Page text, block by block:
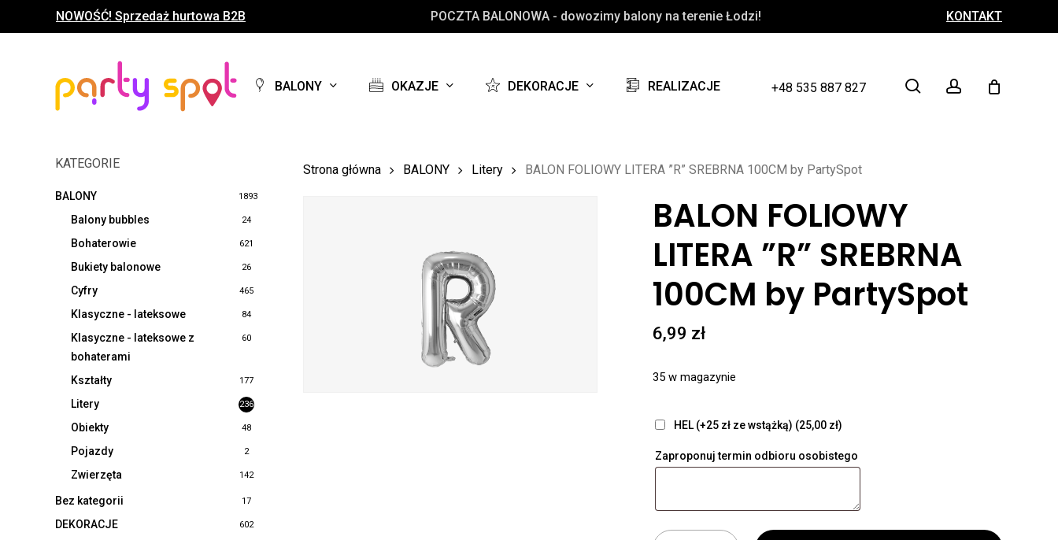
NOWOŚĆ! Sprzedaż hurtowa B2B POCZTA BALONOWA - dowozimy balony na terenie Łodzi! KONTAKT
BALONY OKAZJE DEKORACJE REALIZACJE +48 535 887 827 search account
Koszyk Close
KATEGORIE
BALONY 1893
Balony bubbles 24
Bohaterowie 621
Bukiety balonowe 26
Cyfry 465
Klasyczne - lateksowe 84
Klasyczne - lateksowe z
bohaterami
60
Kształty 177
Litery 236
Obiekty 48
Pojazdy 2
Zwierzęta 142
Bez kategorii 17
DEKORACJE 602
Strona główna BALONY Litery BALON FOLIOWY LITERA ”R” SREBRNA 100CM by PartySpot
BALON FOLIOWY
LITERA ”R” SREBRNA
100CM by PartySpot
6,99 zł
35 w magazynie
HEL (+25 zł ze wstążką) (25,00 zł)
Zaproponuj termin odbioru osobistego